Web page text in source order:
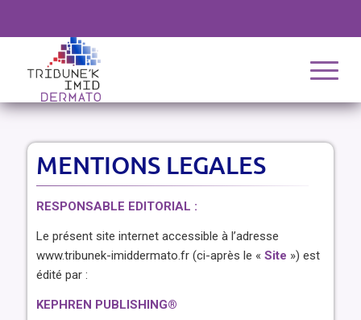
MENTIONS LEGALES
RESPONSABLE EDITORIAL :
Le présent site internet accessible à l’adresse
www.tribunek-imiddermato.fr (ci-après le «Site ») est
édité par :
KEPHREN PUBLISHING®